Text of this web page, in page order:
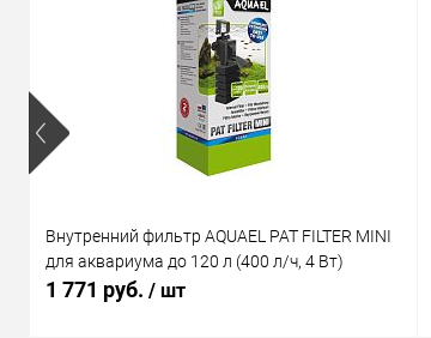
Внутренний фильтр AQUAEL PAT FILTER MINI
для аквариума до 120 л (400 л/ч, 4 Вт)
1 771 руб. / шт